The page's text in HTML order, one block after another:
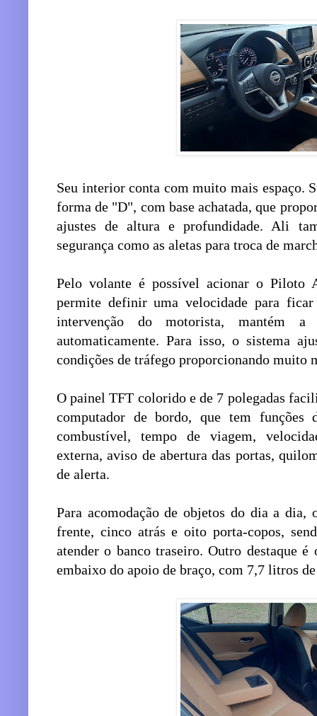
Seu interior conta com muito mais espaço.
forma de "D", com base achatada, que
ajustes de altura e profundidade. Ali
segurança como as aletas para troca de
Pelo volante é possível acionar o Piloto
permite definir uma velocidade para ficar
intervenção do motorista, mantém
automaticamente. Para isso, o sistema
condições de tráfego proporcionando muito
O painel TFT colorido e de 7 polegadas
computador de bordo, que tem funções
combustível, tempo de viagem,
externa, aviso de abertura das portas,
de alerta.
Para acomodação de objetos do dia a dia,
frente, cinco atrás e oito porta-copos,
atender o banco traseiro. Outro destaque
embaixo do apoio de braço, com 7,7 litros